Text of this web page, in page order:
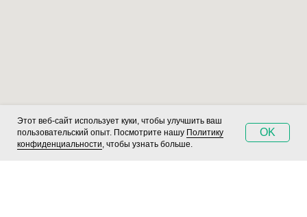
Этот веб-сайт использует куки, чтобы улучшить ваш
пользовательский опыт. Посмотрите нашу Политику
конфиденциальности, чтобы узнать больше.
OK
БЬЮТИШОП ЗАПИСЬ НА ПРИЁМ